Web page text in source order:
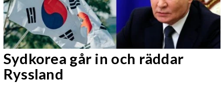
Sydkorea går in och räddar
Ryssland